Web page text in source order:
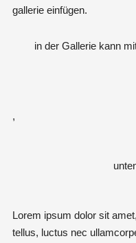
gallerie einfügen.
in der Gallerie kann
,
Lorem ipsum dolor sit
tellus, luctus nec